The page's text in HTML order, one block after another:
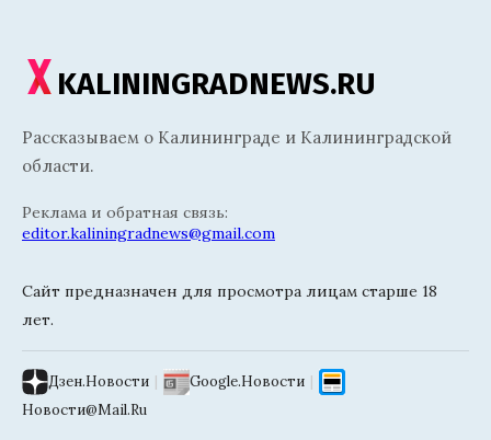
KALININGRADNEWS.RU
Рассказываем о Калининграде и Калининградской
области.
Реклама и обратная связь:
editor.kaliningradnews@gmail.com
Сайт предназначен для просмотра лицам старше 18
лет.
Дзен.Новости | Google.Новости |
Новости@Mail.Ru